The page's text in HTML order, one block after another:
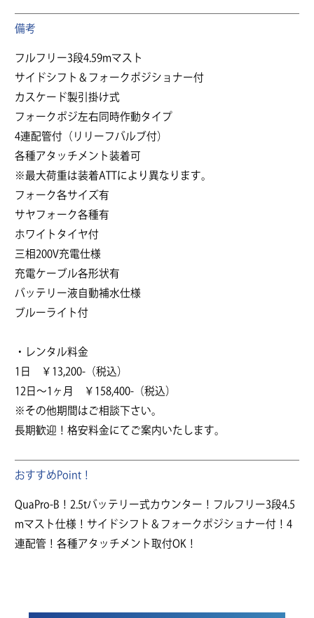
備考
フルフリー3段4.59mマスト
サイドシフト＆フォークポジショナー付
カスケード製引掛け式
フォークポジ左右同時作動タイプ
4連配管付（リリーフバルブ付）
各種アタッチメント装着可
※最大荷重は装着ATTにより異なります。
フォーク各サイズ有
サヤフォーク各種有
ホワイトタイヤ付
三相200V充電仕様
充電ケーブル各形状有
バッテリー液自動補水仕様
ブルーライト付
・レンタル料金
1日 ￥13,200-（税込）
12日～1ヶ月 ￥158,400-（税込）
※その他期間はご相談下さい。
長期歓迎！格安料金にてご案内いたします。
おすすめPoint！
QuaPro-B！2.5tバッテリー式カウンター！フルフリー3段4.5
mマスト仕様！サイドシフト＆フォークポジショナー付！4
連配管！各種アタッチメント取付OK！